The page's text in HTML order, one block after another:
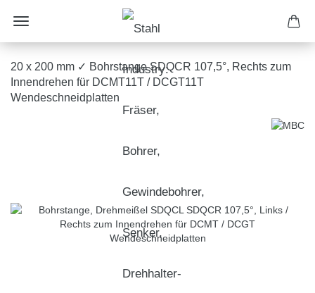
20 x 200 mm ✓ Bohrstange SDQCR 107,5°, Rechts zum
Innendrehen für DCMT11T / DCGT11T
Wendeschneidplatten